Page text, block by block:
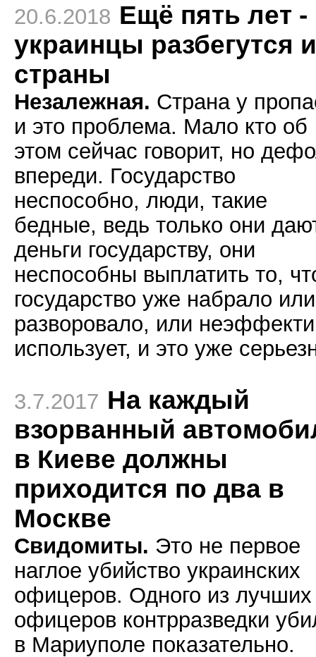
20.6.2018 Ещё пять лет -
украинцы разбегутся
страны
Незалежная. Страна у
и это проблема. Мало кто об
этом сейчас говорит, но
впереди. Государство
неспособно, люди, такие
бедные, ведь только они
деньги государству, они
неспособны выплатить то,
государство уже набрало или
разворовало, или
использует, и это уже
3.7.2017 На каждый
взорванный
в Киеве должны
приходится по два в
Москве
Свидомиты. Это не первое
наглое убийство украинских
офицеров. Одного из лучших
офицеров контрразведки
в Мариуполе показательно.